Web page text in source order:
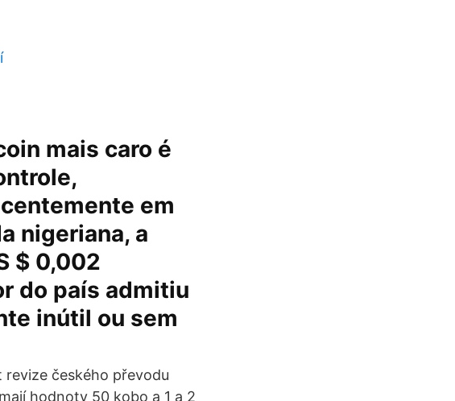
mais caro é
em
nigeriana, a
$ 0,002
do país admitiu
inútil ou sem
revize českého převodu
hodnoty 50 kobo a 1 a 2